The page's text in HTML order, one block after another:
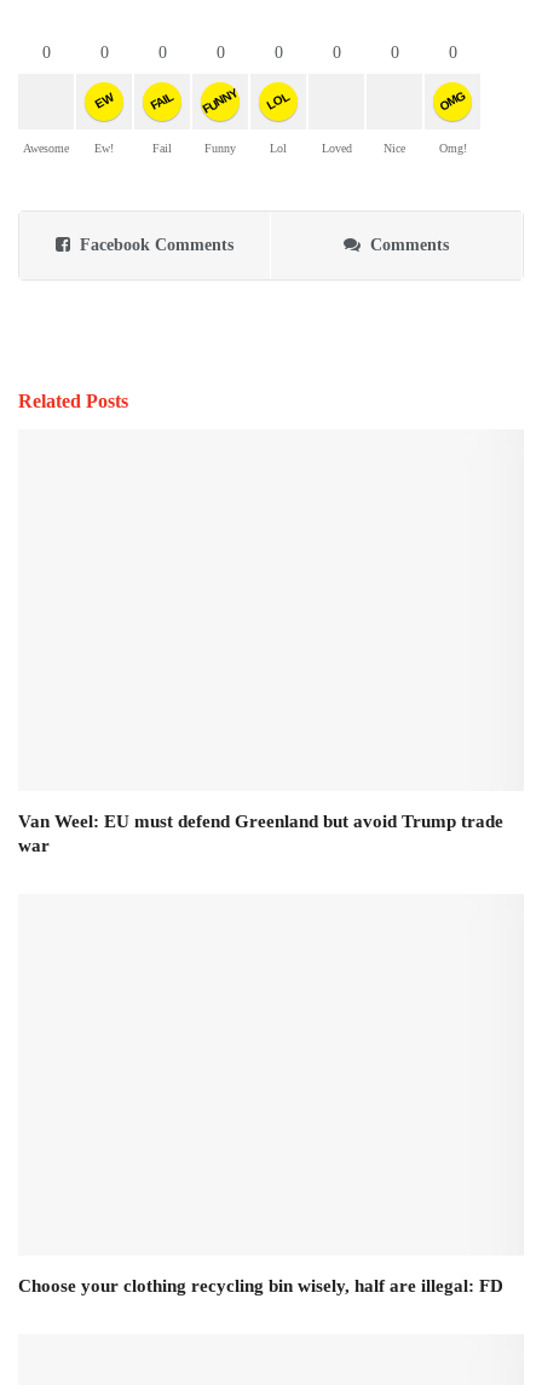
0
Awesome
0
EW
Ew!
0
FAIL
Fail
0
FUNNY
Funny
0
LOL
Lol
0
Loved
0
Nice
0
OMG
Omg!
Facebook Comments Comments
Related Posts
Van Weel: EU must defend Greenland but avoid Trump trade
war
Choose your clothing recycling bin wisely, half are illegal: FD